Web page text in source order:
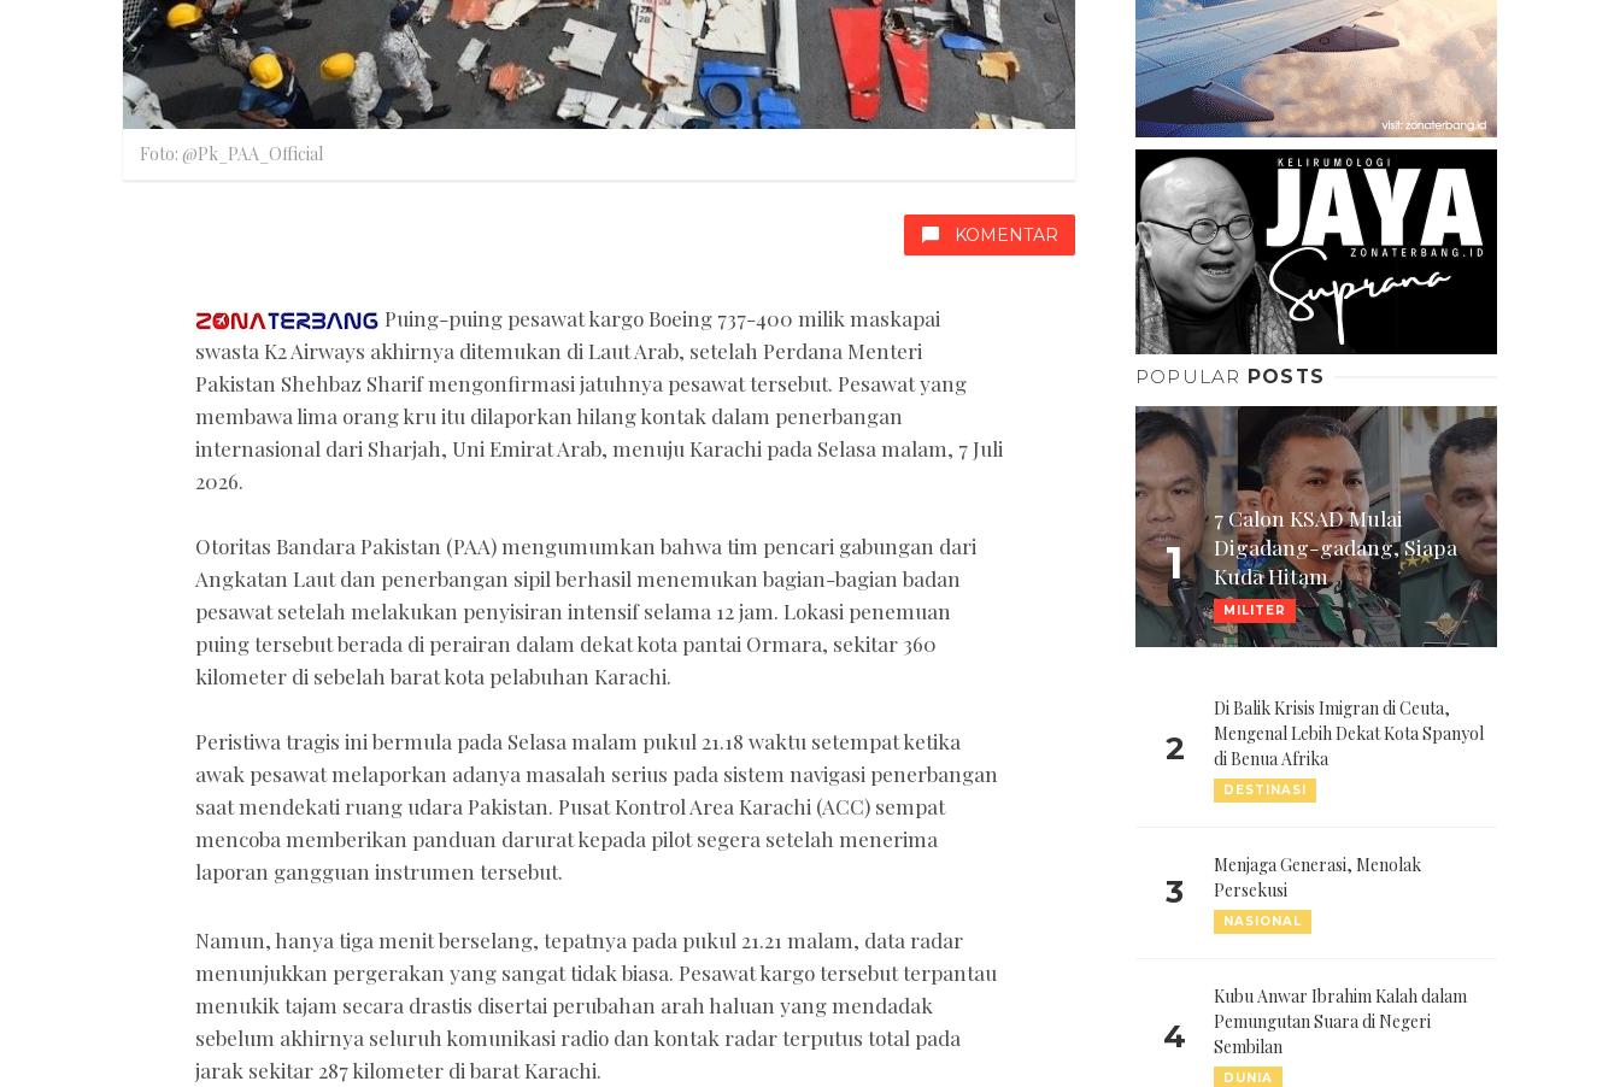
Foto: @Pk_PAA_Official
KOMENTAR
Puing-puing pesawat kargo Boeing 737-400 milik maskapai
swasta K2 Airways akhirnya ditemukan di Laut Arab, setelah Perdana Menteri
Pakistan Shehbaz Sharif mengonfirmasi jatuhnya pesawat tersebut. Pesawat yang
membawa lima orang kru itu dilaporkan hilang kontak dalam penerbangan
internasional dari Sharjah, Uni Emirat Arab, menuju Karachi pada Selasa malam, 7 Juli
2026.
Otoritas Bandara Pakistan (PAA) mengumumkan bahwa tim pencari gabungan dari
Angkatan Laut dan penerbangan sipil berhasil menemukan bagian-bagian badan
pesawat setelah melakukan penyisiran intensif selama 12 jam. Lokasi penemuan
puing tersebut berada di perairan dalam dekat kota pantai Ormara, sekitar 360
kilometer di sebelah barat kota pelabuhan Karachi.
Peristiwa tragis ini bermula pada Selasa malam pukul 21.18 waktu setempat ketika
awak pesawat melaporkan adanya masalah serius pada sistem navigasi penerbangan
saat mendekati ruang udara Pakistan. Pusat Kontrol Area Karachi (ACC) sempat
mencoba memberikan panduan darurat kepada pilot segera setelah menerima
laporan gangguan instrumen tersebut.
Namun, hanya tiga menit berselang, tepatnya pada pukul 21.21 malam, data radar
menunjukkan pergerakan yang sangat tidak biasa. Pesawat kargo tersebut terpantau
menukik tajam secara drastis disertai perubahan arah haluan yang mendadak
sebelum akhirnya seluruh komunikasi radio dan kontak radar terputus total pada
jarak sekitar 287 kilometer di barat Karachi.
POPULAR POSTS
1
7 Calon KSAD Mulai
Digadang-gadang, Siapa
Kuda Hitam
MILITER
2
Di Balik Krisis Imigran di Ceuta,
Mengenal Lebih Dekat Kota Spanyol
di Benua Afrika
DESTINASI
3
Menjaga Generasi, Menolak
Persekusi
NASIONAL
4
Kubu Anwar Ibrahim Kalah dalam
Pemungutan Suara di Negeri
Sembilan
DUNIA